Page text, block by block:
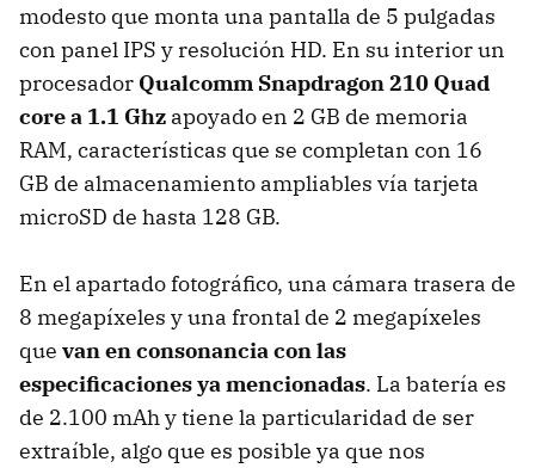
modesto que monta una pantalla de 5 pulgadas
con panel IPS y resolución HD. En su interior un
procesador Qualcomm Snapdragon 210 Quad
core a 1.1 Ghz apoyado en 2 GB de memoria
RAM, características que se completan con 16
GB de almacenamiento ampliables vía tarjeta
microSD de hasta 128 GB.
En el apartado fotográfico, una cámara trasera de
8 megapíxeles y una frontal de 2 megapíxeles
que van en consonancia con las
especificaciones ya mencionadas. La batería es
de 2.100 mAh y tiene la particularidad de ser
extraíble, algo que es posible ya que nos